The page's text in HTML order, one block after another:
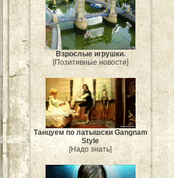
Взрослые игрушки.
[Позитивные новости]
Танцуем по латышски Gangnam
Style
[Надо знать]